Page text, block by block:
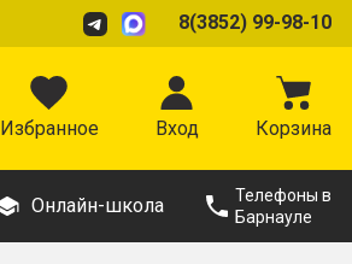
8(3852) 99-98-10
Избранное Вход Корзина
Онлайн-школа
Телефоны в
Барнауле